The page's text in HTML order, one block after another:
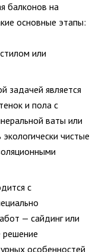
балконов на
основные этапы:
или
задачей является
и пола с
ваты или
чистые
с
— сайдинг или
решение
особенностей